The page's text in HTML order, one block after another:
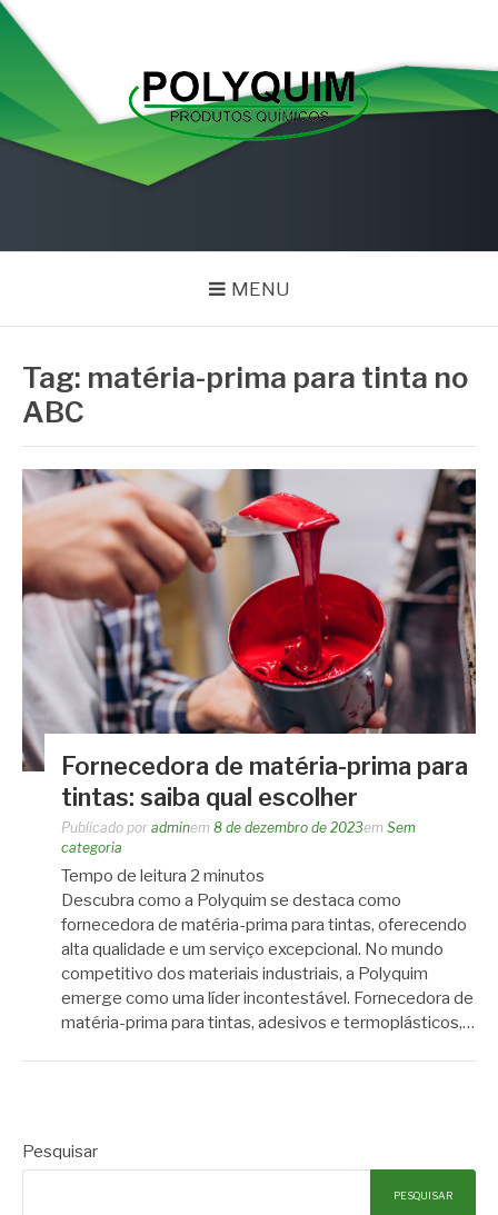
Pular
para
conteúdo
POLYQUIM
MENU
Tag: matéria-prima para tinta no
ABC
Fornecedora de matéria-prima para
tintas: saiba qual escolher
Publicado por adminem 8 de dezembro de 2023em Sem
categoria
Tempo de leitura 2 minutos
Descubra como a Polyquim se destaca como
fornecedora de matéria-prima para tintas, oferecendo
alta qualidade e um serviço excepcional. No mundo
competitivo dos materiais industriais, a Polyquim
emerge como uma líder incontestável. Fornecedora de
matéria-prima para tintas, adesivos e termoplásticos,…
Pesquisar
PESQUISAR